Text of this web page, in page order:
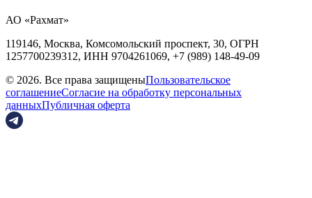
АО «Рахмат»
119146, Москва, Комсомольский проспект, 30, ОГРН
1257700239312, ИНН 9704261069, +7 (989) 148-49-09
© 2026. Все права защищеныПользовательское
соглашениеСогласие на обработку персональных
данныхПубличная оферта